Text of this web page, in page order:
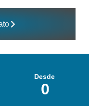
Desde
0